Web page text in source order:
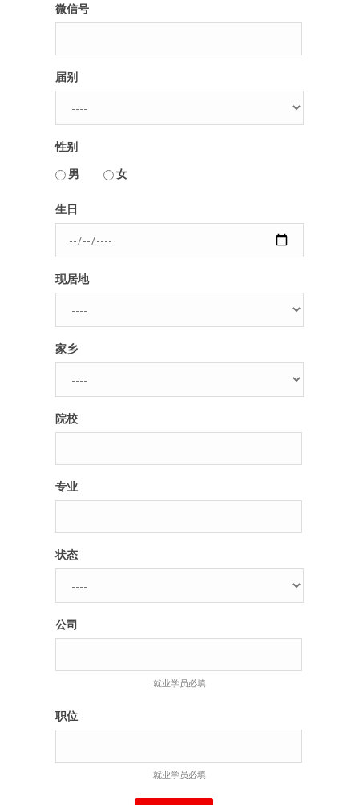
用户名或Email
记住我的登录状态
没帐号？注册一个
辉煌2013
梦工坊圈
人脉圈
信息圈
品牌的力量
微信号
届别
性别
男
女
生日
现居地
家乡
院校
专业
状态
公司
就业学员必填
职位
就业学员必填